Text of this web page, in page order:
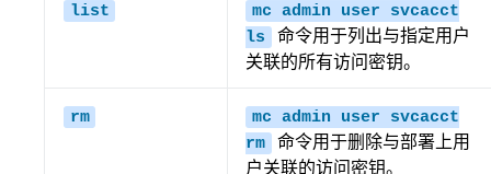
list mc admin user
svcacct
ls 命令用于列出与指定用户
关联的所有访问密钥。
rm mc admin user
svcacct
rm 命令用于删除与部署上用
户关联的访问密钥。